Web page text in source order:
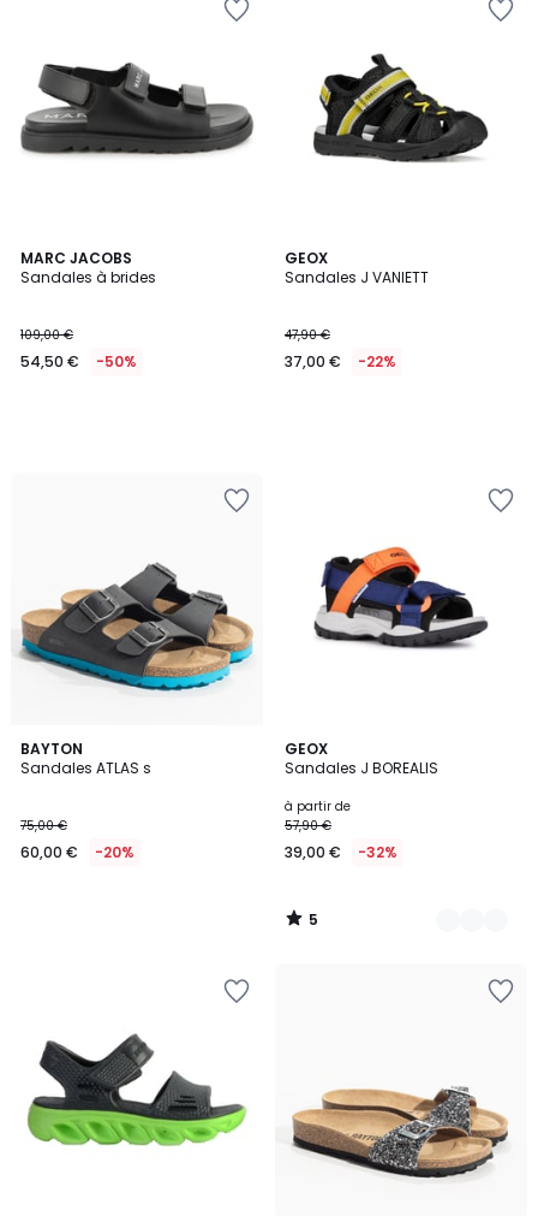
MARC JACOBS
Sandales à brides
109,00 €
54,50 € -50%
GEOX
Sandales J VANIETT
47,90 €
37,00 € -22%
BAYTON
Sandales ATLAS s
75,00 €
60,00 € -20%
GEOX
Sandales J BOREALIS
à partir de
57,90 €
39,00 € -32%
5
/
2
Couleurs
5
/